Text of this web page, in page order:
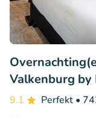
Valkenburg by
9.1 Perfekt •